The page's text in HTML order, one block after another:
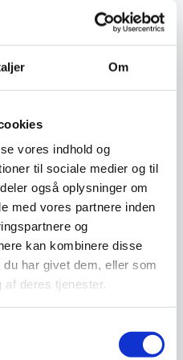
Om
vores indhold og
til sociale medier og til
også oplysninger om
med vores partnere inden
og
kan kombinere disse
har givet dem, eller som
af deres tjenester.
intet af købs beløbet
værdi.
retur må du altså
i en fysisk butik. Du
værdiforringelsen fragå
for at holde
indtil du er sikker på,
Hvis du fortryder dit
du har indbetalt til
som du
købs beløbet. Hvis du
refunderer vi alle
herunder leverings
leverings form end